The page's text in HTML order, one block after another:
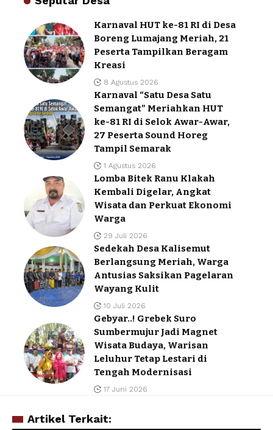
Karnaval HUT ke-81 RI di Desa
Boreng Lumajang Meriah, 21
Peserta Tampilkan Beragam
Kreasi
8 Agustus 2026
Karnaval “Satu Desa Satu
Semangat” Meriahkan HUT
ke-81 RI di Selok Awar-Awar,
27 Peserta Sound Horeg
Tampil Semarak
1 Agustus 2026
Lomba Bitek Ranu Klakah
Kembali Digelar, Angkat
Wisata dan Perkuat Ekonomi
Warga
29 Juli 2026
Sedekah Desa Kalisemut
Berlangsung Meriah, Warga
Antusias Saksikan Pagelaran
Wayang Kulit
10 Juli 2026
Gebyar..! Grebek Suro
Sumbermujur Jadi Magnet
Wisata Budaya, Warisan
Leluhur Tetap Lestari di
Tengah Modernisasi
17 Juni 2026
Artikel Terkait: